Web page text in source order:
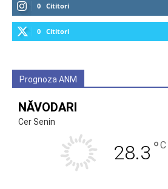
0 Cititori
0 Cititori
Prognoza ANM
NĂVODARI
Cer Senin
28.3 °C